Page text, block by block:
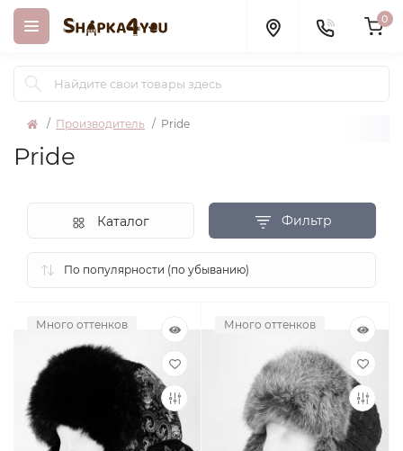
0
Производитель Pride
Pride
Фильтр
Каталог
Много оттенков Много оттенков